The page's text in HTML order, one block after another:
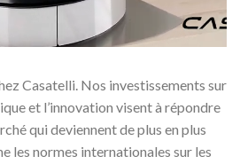
Casatelli. Nos investissements sur
et l’innovation visent à répondre
qui deviennent de plus en plus
les normes internationales sur les